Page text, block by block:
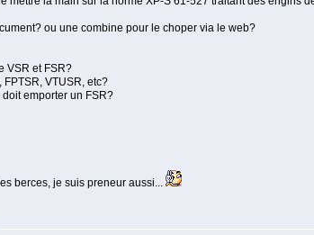
ou une combine pour le choper via le web?
VSR et FSR?
VTUSR, etc?
emporter un FSR?
berces, je suis preneur aussi...